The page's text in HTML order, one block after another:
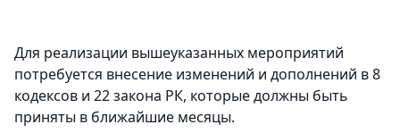
Для реализации вышеуказанных мероприятий
потребуется внесение изменений и дополнений в 8
кодексов и 22 закона РК, которые должны быть
приняты в ближайшие месяцы.